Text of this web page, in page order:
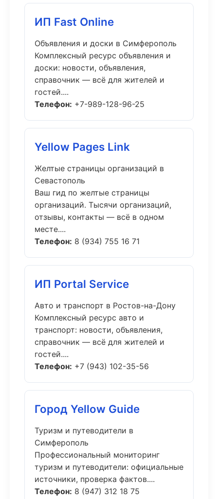
ИП Fast Online
Объявления и доски в Симферополь
Комплексный ресурс объявления и
доски: новости, объявления,
справочник — всё для жителей и
гостей....
Телефон: +7-989-128-96-25
Yellow Pages Link
Желтые страницы организаций в
Севастополь
Ваш гид по желтые страницы
организаций. Тысячи организаций,
отзывы, контакты — всё в одном
месте....
Телефон: 8 (934) 755 16 71
ИП Portal Service
Авто и транспорт в Ростов-на-Дону
Комплексный ресурс авто и
транспорт: новости, объявления,
справочник — всё для жителей и
гостей....
Телефон: +7 (943) 102-35-56
Город Yellow Guide
Туризм и путеводители в
Симферополь
Профессиональный мониторинг
туризм и путеводители: официальные
источники, проверка фактов....
Телефон: 8 (947) 312 18 75